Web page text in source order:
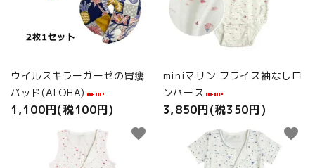
ウイルスキラーガーゼの胃瘻
パッド(ALOHA)
1,100円(税100円)
miniマリン フライス袖なしロ
ンパース
3,850円(税350円)
favorite favorite